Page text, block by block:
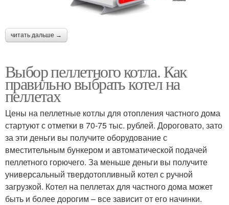
читать дальше →
Выбор пеллетного котла. Как
правильно выбрать котел на
пеллетах
Цены на пеллетные котлы для отопления частного дома
стартуют с отметки в 70-75 тыс. рублей. Дороговато, зато
за эти деньги вы получите оборудование с
вместительным бункером и автоматической подачей
пеллетного горючего. За меньше деньги вы получите
универсальный твердотопливный котел с ручной
загрузкой. Котел на пеллетах для частного дома может
быть и более дорогим – все зависит от его начинки.